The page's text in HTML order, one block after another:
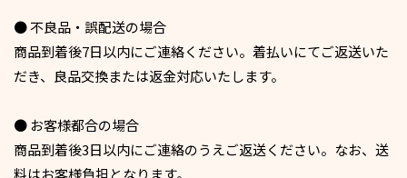
● 不良品・誤配送の場合
商品到着後7日以内にご連絡ください。着払いにてご返送いた
だき、良品交換または返金対応いたします。
● お客様都合の場合
商品到着後3日以内にご連絡のうえご返送ください。なお、送
料はお客様負担となります。